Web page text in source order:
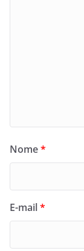
Nome*
E-mail*